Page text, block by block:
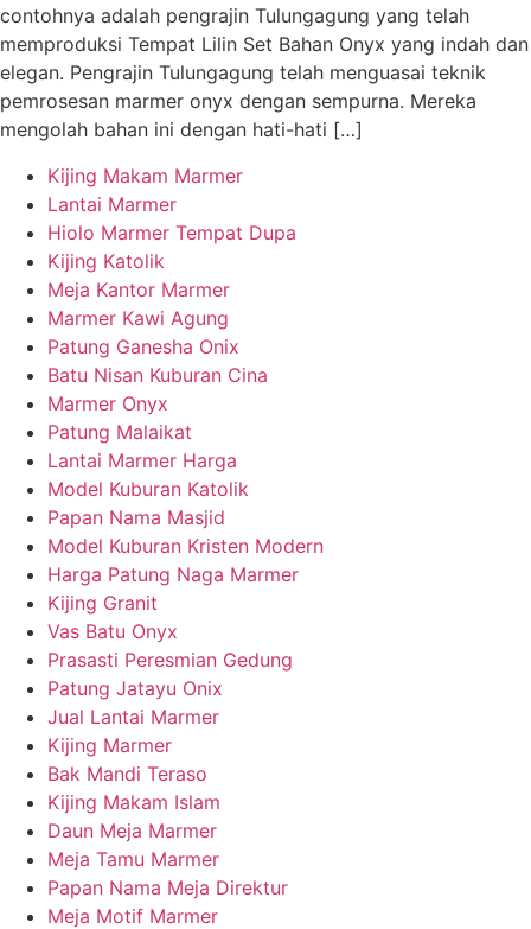
contohnya adalah pengrajin Tulungagung yang telah
memproduksi Tempat Lilin Set Bahan Onyx yang indah dan
elegan. Pengrajin Tulungagung telah menguasai teknik
pemrosesan marmer onyx dengan sempurna. Mereka
mengolah bahan ini dengan hati-hati […]
Kijing Makam Marmer
Lantai Marmer
Hiolo Marmer Tempat Dupa
Kijing Katolik
Meja Kantor Marmer
Marmer Kawi Agung
Patung Ganesha Onix
Batu Nisan Kuburan Cina
Marmer Onyx
Patung Malaikat
Lantai Marmer Harga
Model Kuburan Katolik
Papan Nama Masjid
Model Kuburan Kristen Modern
Harga Patung Naga Marmer
Kijing Granit
Vas Batu Onyx
Prasasti Peresmian Gedung
Patung Jatayu Onix
Jual Lantai Marmer
Kijing Marmer
Bak Mandi Teraso
Kijing Makam Islam
Daun Meja Marmer
Meja Tamu Marmer
Papan Nama Meja Direktur
Meja Motif Marmer